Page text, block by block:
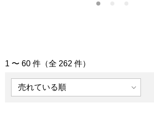
「カタログギフト」の商品一覧
1 〜 60 件（全 262 件）
表示順